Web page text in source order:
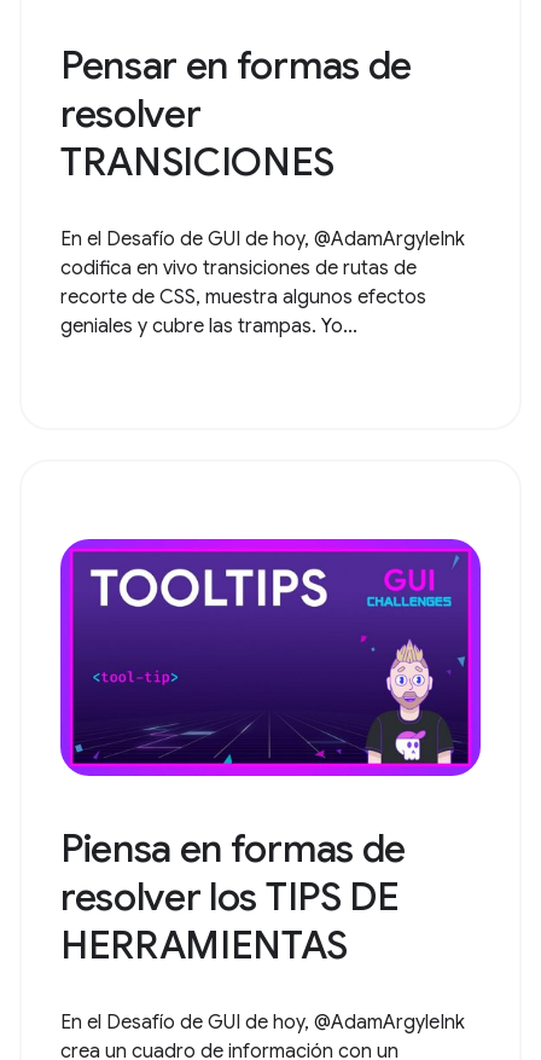
Pensar en formas de
resolver
TRANSICIONES
En el Desafío de GUI de hoy, @AdamArgyleInk
codifica en vivo transiciones de rutas de
recorte de CSS, muestra algunos efectos
geniales y cubre las trampas. Yo...
Piensa en formas de
resolver los TIPS DE
HERRAMIENTAS
En el Desafío de GUI de hoy, @AdamArgyleInk
crea un cuadro de información con un